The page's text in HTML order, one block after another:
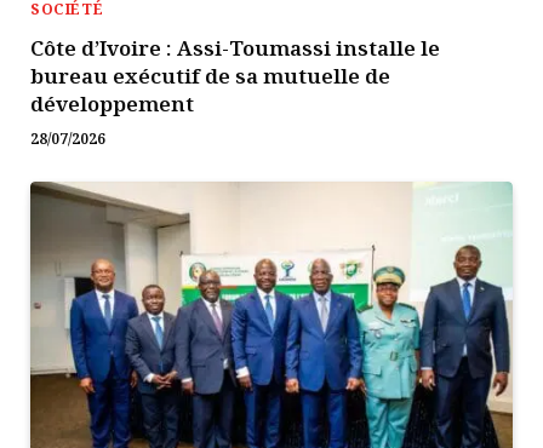
SOCIÉTÉ
Côte d’Ivoire : Assi-Toumassi installe le
bureau exécutif de sa mutuelle de
développement
28/07/2026